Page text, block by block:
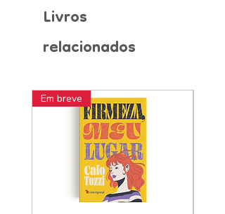
Livros
relacionados
Em breve